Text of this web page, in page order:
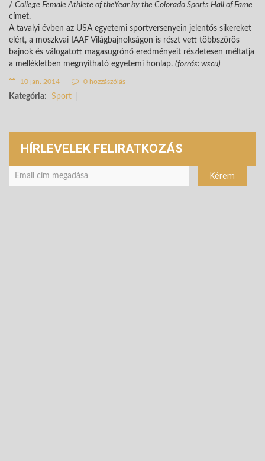
/ College Female Athlete of theYear by the Colorado Sports Hall of Fame
címet.
A tavalyi évben az USA egyetemi sportversenyein jelentős sikereket
elért, a moszkvai IAAF Világbajnokságon is részt vett többszörös
bajnok és válogatott magasugrónő eredményeit részletesen méltatja
a mellékletben megnyitható egyetemi honlap. (forrás: wscu)
10 jan. 2014 0 hozzászólás
Kategória: Sport
HÍRLEVELEK FELIRATKOZÁS